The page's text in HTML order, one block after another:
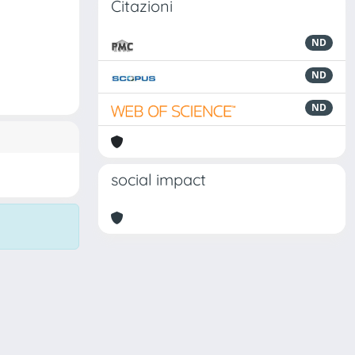
Citazioni
ND
ND
ND
social impact